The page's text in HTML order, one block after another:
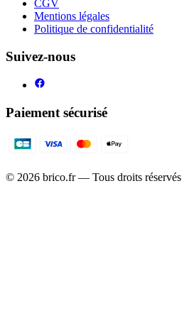
CGV
Mentions légales
Politique de confidentialité
Suivez-nous
Paiement sécurisé
© 2026 brico.fr — Tous droits réservés